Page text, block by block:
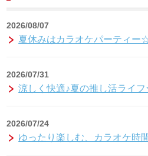
2026/08/07
夏休みはカラオケパーティー
2026/07/31
涼しく快適♪夏の推し活ライ
2026/07/24
ゆったり楽しむ、カラオケ時